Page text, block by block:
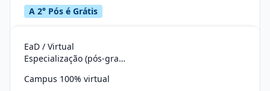
A 2° Pós é Grátis
EaD / Virtual
Especialização (pós-graduação)
Campus 100% virtual